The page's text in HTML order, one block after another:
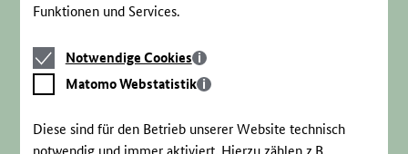
Funktionen und Services.
Notwendige
Cookies
Notwendige Cookies
Matomo
Webstatistik
Matomo Webstatistik
Diese sind für den Betrieb unserer Website technisch